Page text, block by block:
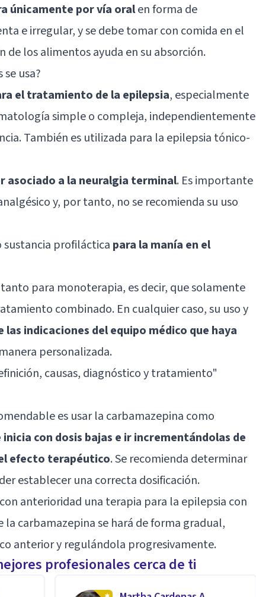
únicamente por vía oralen forma de
e irregular, y se debe tomar con comida en el
de los alimentos ayuda en su absorción.
usa?
el tratamiento de la epilepsia, especialmente
simple o compleja, independientemente
También es utilizada para la epilepsia tónico-
asociado a la neuralgia terminal. Es importante
y, por tanto, no se recomienda su uso
sustancia profiláctica para la manía en el
para monoterapia, es decir, que solamente
combinado. En cualquier caso, su uso y
las indicaciones del equipo médico que haya
personalizada.
causas, diagnóstico y tratamiento"
es usar la carbamazepina como
inicia con dosis bajas e ir incrementándolas de
efecto terapéutico. Se recomienda determinar
establecer una correcta dosificación.
anterioridad una terapia para la epilepsia con
carbamazepina se hará de forma gradual,
anterior y regulándola progresivamente.
profesionales cerca de ti